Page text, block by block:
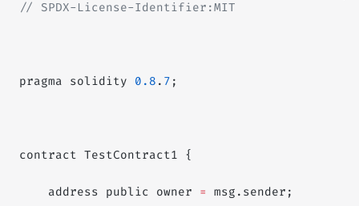
// SPDX-License-Identifier:MIT
pragma solidity 0.8 . 7 ;
contract TestContract1 {
address public owner = msg.sender;